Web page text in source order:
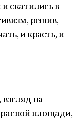
и скатились в
решив,
и красть, и
взгляд на
площади,